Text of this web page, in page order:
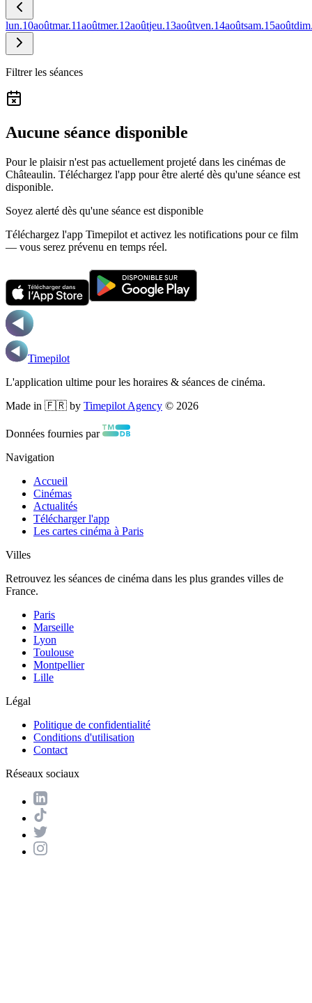
lun.10aoûtmar.11aoûtmer.12aoûtjeu.13aoûtven.14aoûtsam.15août
Filtrer les séances
Aucune séance disponible
Pour le plaisir n'est pas actuellement projeté dans les cinémas de
Châteaulin. Téléchargez l'app pour être alerté dès qu'une séance est
disponible.
Soyez alerté dès qu'une séance est disponible
Téléchargez l'app Timepilot et activez les notifications pour ce film
— vous serez prévenu en temps réel.
Timepilot
L'application ultime pour les horaires & séances de cinéma.
Made in 🇫🇷 by Timepilot Agency © 2026
Données fournies par
Navigation
Accueil
Cinémas
Actualités
Télécharger l'app
Les cartes cinéma à Paris
Villes
Retrouvez les séances de cinéma dans les plus grandes villes de
France.
Paris
Marseille
Lyon
Toulouse
Montpellier
Lille
Légal
Politique de confidentialité
Conditions d'utilisation
Contact
Réseaux sociaux